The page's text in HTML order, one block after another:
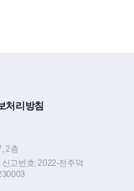
/ 상단 이미지 참고)
처리방침
2층
신고번호:2022-전주덕